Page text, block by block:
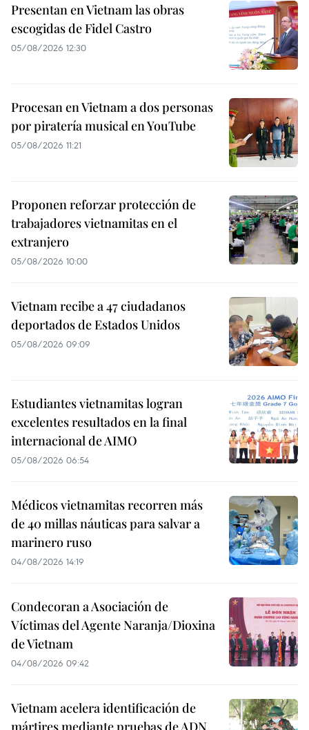
Presentan en Vietnam las obras
escogidas de Fidel Castro
05/08/2026 12:30
Procesan en Vietnam a dos personas
por piratería musical en YouTube
05/08/2026 11:21
Proponen reforzar protección de
trabajadores vietnamitas en el
extranjero
05/08/2026 10:00
Vietnam recibe a 47 ciudadanos
deportados de Estados Unidos
05/08/2026 09:09
Estudiantes vietnamitas logran
excelentes resultados en la final
internacional de AIMO
05/08/2026 06:54
Médicos vietnamitas recorren más
de 40 millas náuticas para salvar a
marinero ruso
04/08/2026 14:19
Condecoran a Asociación de
Víctimas del Agente Naranja/Dioxina
de Vietnam
04/08/2026 09:42
Vietnam acelera identificación de
mártires mediante pruebas de ADN